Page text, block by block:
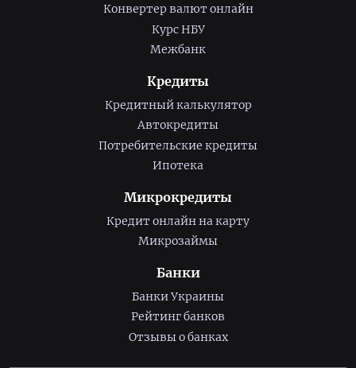
Конвертер валют онлайн
Курс НБУ
Межбанк
Кредиты
Кредитный калькулятор
Автокредиты
Потребительские кредиты
Ипотека
Микрокредиты
Кредит онлайн на карту
Микрозаймы
Банки
Банки Украины
Рейтинг банков
Отзывы о банках